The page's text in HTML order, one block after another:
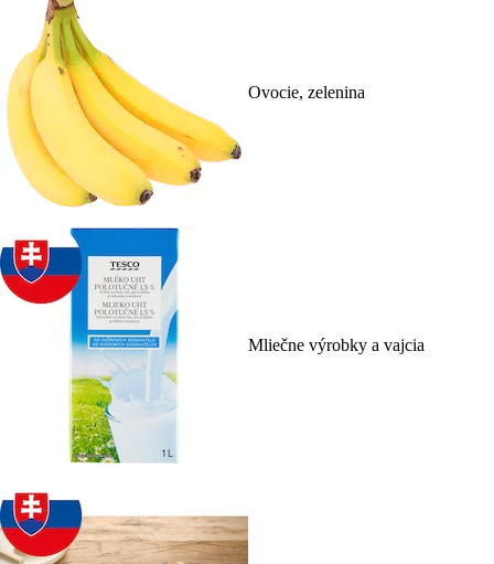
Ovocie, zelenina
Mliečne výrobky a vajcia